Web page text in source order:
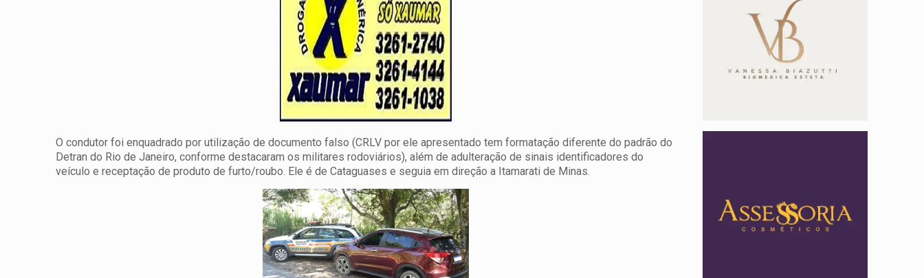
O condutor foi enquadrado por utilização de documento falso (CRLV por ele apresentado tem formatação diferente do padrão do
Detran do Rio de Janeiro, conforme destacaram os militares rodoviários), além de adulteração de sinais identificadores do
veículo e receptação de produto de furto/roubo. Ele é de Cataguases e seguia em direção a Itamarati de Minas.